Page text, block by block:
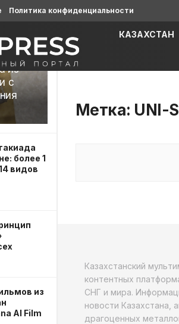
из
с
более 1
видов
из
AI Film
Политика конфиденциальности
КАЗАХСТАН
Метка: UNI-S
Казахстанский
контентных
СНГ и мира.
новости Казахстана,
драгоценных